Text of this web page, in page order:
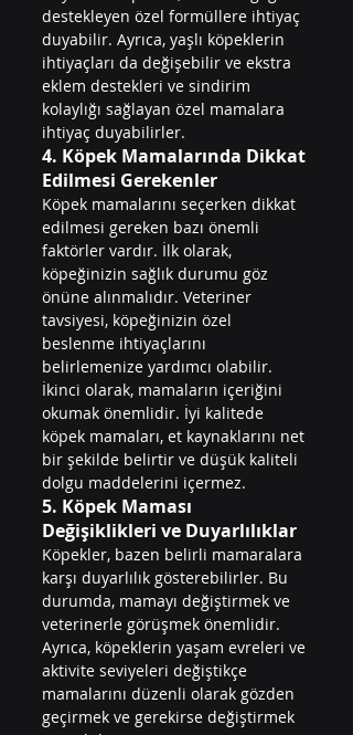
destekleyen özel formüllere ihtiyaç
duyabilir. Ayrıca, yaşlı köpeklerin
ihtiyaçları da değişebilir ve ekstra
eklem destekleri ve sindirim
kolaylığı sağlayan özel mamalara
ihtiyaç duyabilirler.
4. Köpek Mamalarında Dikkat
Edilmesi Gerekenler
Köpek mamalarını seçerken dikkat
edilmesi gereken bazı önemli
faktörler vardır. İlk olarak,
köpeğinizin sağlık durumu göz
önüne alınmalıdır. Veteriner
tavsiyesi, köpeğinizin özel
beslenme ihtiyaçlarını
belirlemenize yardımcı olabilir.
İkinci olarak, mamaların içeriğini
okumak önemlidir. İyi kalitede
köpek mamaları, et kaynaklarını net
bir şekilde belirtir ve düşük kaliteli
dolgu maddelerini içermez.
5. Köpek Maması
Değişiklikleri ve Duyarlılıklar
Köpekler, bazen belirli mamaralara
karşı duyarlılık gösterebilirler. Bu
durumda, mamayı değiştirmek ve
veterinerle görüşmek önemlidir.
Ayrıca, köpeklerin yaşam evreleri ve
aktivite seviyeleri değiştikçe
mamalarını düzenli olarak gözden
geçirmek ve gerekirse değiştirmek